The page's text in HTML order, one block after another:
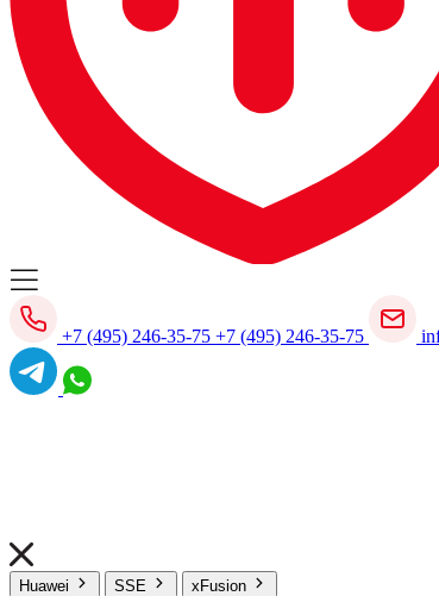
+7 (495) 246-35-75 +7 (495) 246-35-75
Huawei SSE xFusion